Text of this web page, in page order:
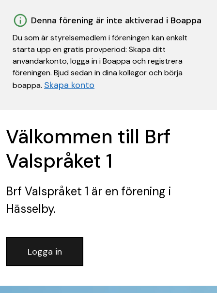
Denna förening är inte aktiverad i Boappa
Du som är styrelsemedlem i föreningen kan enkelt
starta upp en gratis provperiod: Skapa ditt
användarkonto, logga in i Boappa och registrera
föreningen. Bjud sedan in dina kollegor och börja
boappa. Skapa konto
Välkommen till Brf
Valspråket 1
Brf Valspråket 1 är en förening i
Hässelby.
Logga in